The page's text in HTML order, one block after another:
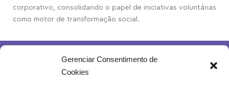
Gerenciar Consentimento de
Cookies
corporativo, consolidando o papel de iniciativas voluntárias
como motor de transformação social.